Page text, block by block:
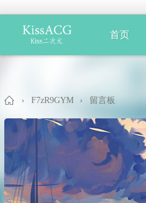
首页
Ki
› F7zR9GYM › 留言板